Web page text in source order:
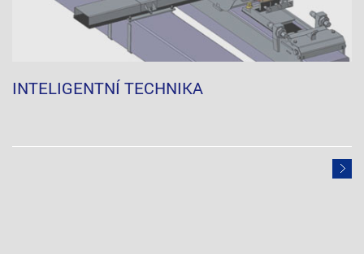
INTELIGENTNÍ TECHNIKA